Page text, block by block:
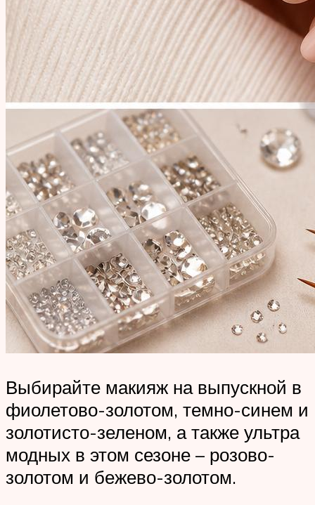
Выбирайте макияж на выпускной в
фиолетово-золотом, темно-синем и
золотисто-зеленом, а также ультра
модных в этом сезоне – розово-
золотом и бежево-золотом.